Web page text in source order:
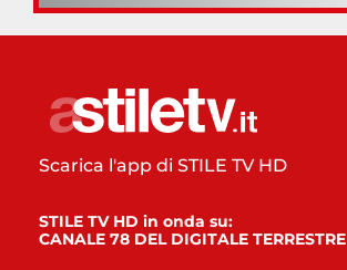
Scarica l'app di STILE TV HD
STILE TV HD in onda su:
CANALE 78 DEL DIGITALE TERRESTRE